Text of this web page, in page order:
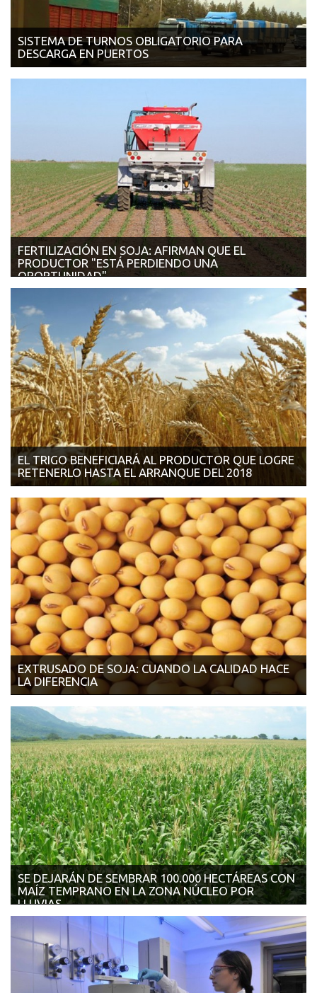
SISTEMA DE TURNOS OBLIGATORIO PARA
DESCARGA EN PUERTOS
FERTILIZACIÓN EN SOJA: AFIRMAN QUE EL
PRODUCTOR "ESTÁ PERDIENDO UNA
OPORTUNIDAD"
25/10/2017 | LA NACIÓN En Fertilizar destacan que la
tecnología tiene un im...
EL TRIGO BENEFICIARÁ AL PRODUCTOR QUE LOGRE
RETENERLO HASTA EL ARRANQUE DEL 2018
enfrentar cada productor de t...
EXTRUSADO DE SOJA: CUANDO LA CALIDAD HACE
LA DIFERENCIA
del INTA, es necesario que la i...
SE DEJARÁN DE SEMBRAR 100.000 HECTÁREAS CON
MAÍZ TEMPRANO EN LA ZONA NÚCLEO POR
LLUVIAS
20/10/2017 | AGRITOTAL De las hectáreas que ya no serán
implantadas en la z...